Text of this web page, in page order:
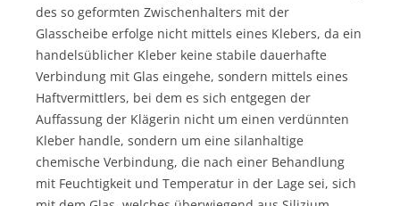
des so geformten Zwischenhalters mit der
Glasscheibe erfolge nicht mittels eines Klebers, da ein
handelsüblicher Kleber keine stabile dauerhafte
Verbindung mit Glas eingehe, sondern mittels eines
Haftvermittlers, bei dem es sich entgegen der
Auffassung der Klägerin nicht um einen verdünnten
Kleber handle, sondern um eine silanhaltige
chemische Verbindung, die nach einer Behandlung
mit Feuchtigkeit und Temperatur in der Lage sei, sich